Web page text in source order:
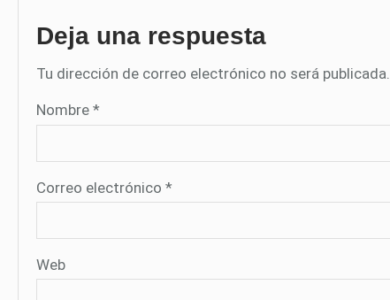
Deja una respuesta
Tu dirección de correo electrónico no será publicada.
Nombre *
Correo electrónico *
Web